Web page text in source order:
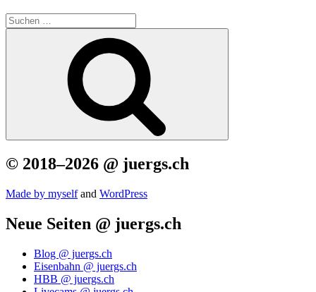
Suchen
nach:
© 2018–2026 @ juergs.ch
Made by mys­elfand Word­Press
Neue Seiten @ juergs.ch
Blog @ juergs.ch
Eisenbahn @ juergs.ch
HBB @ juergs.ch